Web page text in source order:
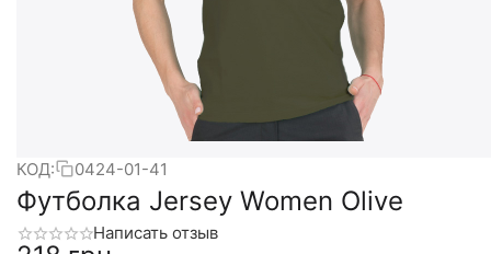
КОД: 0424-01-41
Футболка Jersey Women Olive
Написать отзыв